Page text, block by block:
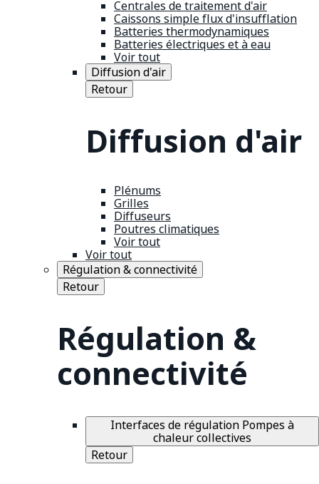
Centrales de traitement d'air
Caissons simple flux d'insufflation
Batteries thermodynamiques
Batteries électriques et à eau
Voir tout
Diffusion d'air
Retour
Diffusion d'air
Plénums
Grilles
Diffuseurs
Poutres climatiques
Voir tout
Voir tout
Régulation & connectivité
Retour
Régulation &
connectivité
Interfaces de régulation Pompes à
chaleur collectives
Retour